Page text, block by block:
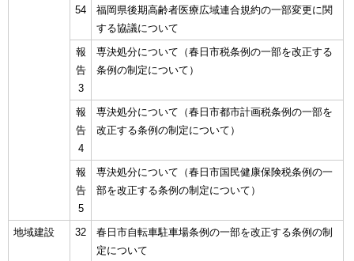
54
福岡県後期高齢者医療広域連合規約の一部変更に関
する協議について
報
告
3
専決処分について（春日市税条例の一部を改正する
条例の制定について）
報
告
4
専決処分について（春日市都市計画税条例の一部を
改正する条例の制定について）
報
告
5
専決処分について（春日市国民健康保険税条例の一
部を改正する条例の制定について）
地域建設 32
春日市自転車駐車場条例の一部を改正する条例の制
定について